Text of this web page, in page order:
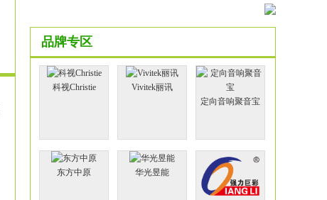
品牌专区
科视Christie
Vivitek丽讯
定向音响聚音宝
东方中原 华光昱能